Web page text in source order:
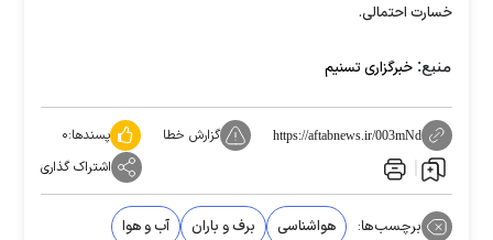
خسارت احتمالی.
منبع: خبرگزاری تسنیم
https://aftabnews.ir/003mNd گزارش خطا پسندها:۰
اشتراک گذاری
برچسب‌ها: هواشناسی برف و باران آب و هوا